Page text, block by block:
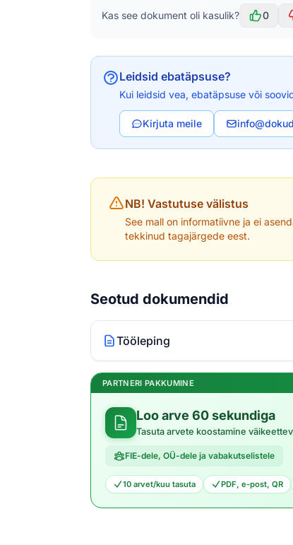
Kas see dokument oli kasulik? 0
Leidsid ebatäpsuse?
Kui leidsid vea, ebatäpsuse või
Kirjuta meile
NB! Vastutuse välistus
See mall on informatiivne ja ei
tekkinud tagajärgede eest.
Seotud dokumendid
Tööleping
PARTNERI PAKKUMINE
Loo arve 60 sekundiga
Tasuta arvete koostamine
FIE-dele, OÜ-dele ja vabakutselistele
10 arvet/kuu tasuta PDF, e-post, QR